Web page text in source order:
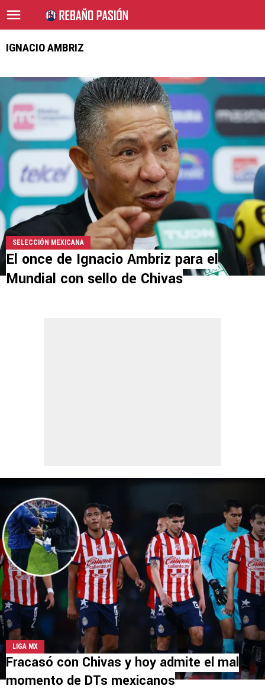
IGNACIO AMBRIZ
SELECCIÓN MEXICANA
El once de Ignacio Ambriz para el
Mundial con sello de Chivas
LIGA MX
Fracasó con Chivas y hoy admite el mal
momento de DTs mexicanos